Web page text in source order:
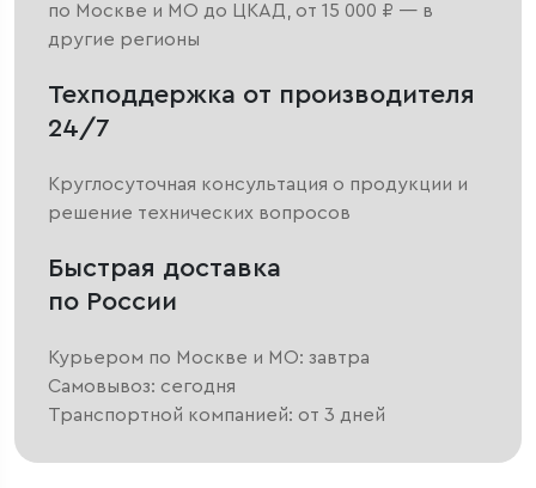
по Москве и МО до ЦКАД, от 15 000 ₽ — в
другие регионы
Техподдержка от производителя
24/7
Круглосуточная консультация о продукции и
решение технических вопросов
Быстрая доставка
по России
Курьером по Москве и МО: завтра
Самовывоз: сегодня
Транспортной компанией: от 3 дней